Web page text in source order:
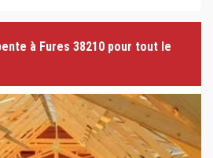
à Fures 38210 pour tout le